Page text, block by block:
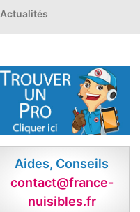
Actualités
Aides, Conseils
contact@france-
nuisibles.fr